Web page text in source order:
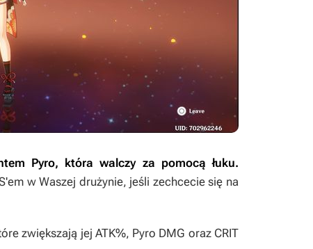
Pyro, która walczy za pomocą łuku.
w Waszej drużynie, jeśli zechcecie się na
zwiększają jej ATK%, Pyro DMG oraz CRIT